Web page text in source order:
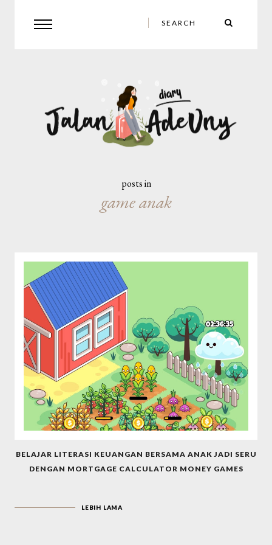
posts in
game anak
BELAJAR LITERASI KEUANGAN BERSAMA ANAK JADI SERU
DENGAN MORTGAGE CALCULATOR MONEY GAMES
LEBIH LAMA